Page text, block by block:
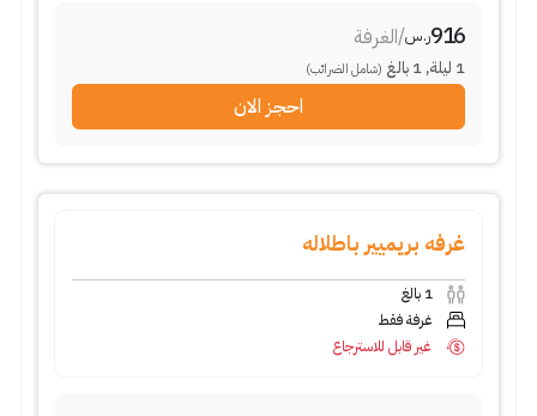
916ر.س/الغرفة
1 ليلة,
1 بالغ (شامل الضرائب)
احجز الان
غرفه بريميير باطلاله
1 بالغ
غرفة فقط
غير قابل للاسترجاع